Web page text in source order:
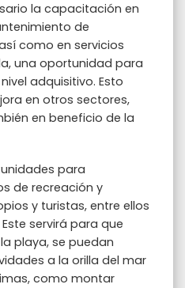
la capacitación en
de
como en servicios
una oportunidad para
adquisitivo. Esto
en otros sectores,
en beneficio de la
para
de recreación y
y turistas, entre ellos
servirá para que
playa, se puedan
a la orilla del mar
como montar